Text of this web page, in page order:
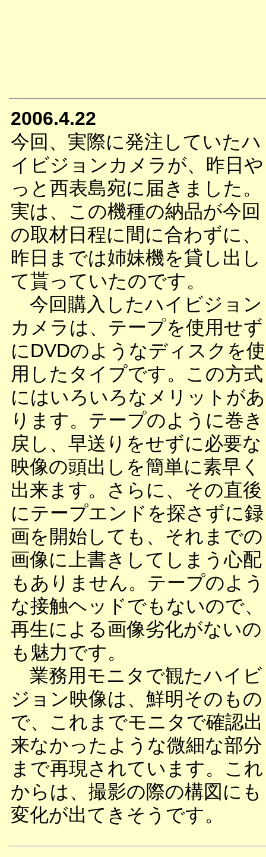
2006.4.22
今回、実際に発注していたハ
イビジョンカメラが、昨日や
っと西表島宛に届きました。
実は、この機種の納品が今回
の取材日程に間に合わずに、
昨日までは姉妹機を貸し出し
て貰っていたのです。
今回購入したハイビジョン
カメラは、テープを使用せず
にDVDのようなディスクを使
用したタイプです。この方式
にはいろいろなメリットがあ
ります。テープのように巻き
戻し、早送りをせずに必要な
映像の頭出しを簡単に素早く
出来ます。さらに、その直後
にテープエンドを探さずに録
画を開始しても、それまでの
画像に上書きしてしまう心配
もありません。テープのよう
な接触ヘッドでもないので、
再生による画像劣化がないの
も魅力です。
業務用モニタで観たハイビ
ジョン映像は、鮮明そのもの
で、これまでモニタで確認出
来なかったような微細な部分
まで再現されています。これ
からは、撮影の際の構図にも
変化が出てきそうです。